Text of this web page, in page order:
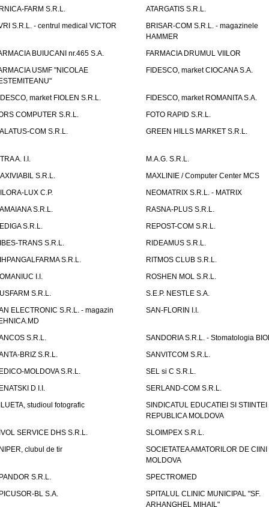
FARM S.R.L.
ATARGATIS S.R.L.
S.R.L. - centrul medical VICTOR
BRISAR-COM S.R.L. - magazinele
HAMMER
BUIUCANI nr.465 S.A.
FARMACIA DRUMUL VIILOR
USMF "NICOLAE
FIDESCO, market CIOCANA S.A.
market FIOLEN S.R.L.
FIDESCO, market ROMANITA S.A.
COMPUTER S.R.L.
FOTO RAPID S.R.L.
COM S.R.L.
GREEN HILLS MARKET S.R.L.
A. I.I.
M.A.G. S.R.L.
S.R.L.
MAXLINIE / Computer Center MCS
LUX C.P.
NEOMATRIX S.R.L. - MATRIX
S.R.L.
RASNA-PLUS S.R.L.
S.R.L.
REPOST-COM S.R.L.
TRANS S.R.L.
RIDEAMUS S.R.L.
S.R.L.
RITMOS CLUB S.R.L.
I.I.
ROSHEN MOL S.R.L.
S.R.L.
S.E.P. NESTLE S.A.
ELECTRONIC S.R.L. - magazin
SAN-FLORIN I.I.
S.R.L.
SANDORIA S.R.L. - Stomatologia
BRIZ S.R.L.
SANVITCOM S.R.L.
MOLDOVA S.R.L.
SEL si C S.R.L.
D I.I.
SERLAND-COM S.R.L.
studioul fotografic
SINDICATUL EDUCATIEI SI STIINTEI
REPUBLICA MOLDOVA
SERVICE DHS S.R.L.
SLOIMPEX S.R.L.
clubul de tir
SOCIETATEA AMATORILOR DE CIINI
MOLDOVA
S.R.L.
SPECTROMED
BL S.A.
SPITALUL CLINIC MUNICIPAL "SF.
ARHANGHEL MIHAIL"